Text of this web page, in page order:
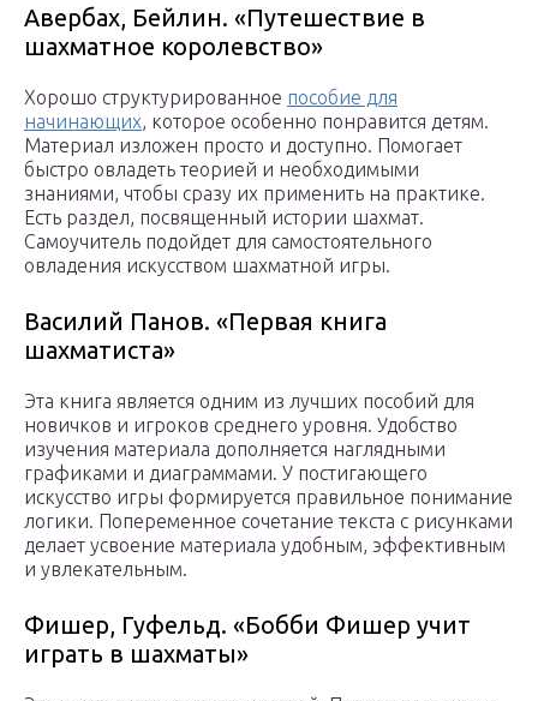
Авербах, Бейлин. «Путешествие в
шахматное королевство»
Хорошо структурированное пособие для
начинающих, которое особенно понравится детям.
Материал изложен просто и доступно. Помогает
быстро овладеть теорией и необходимыми
знаниями, чтобы сразу их применить на практике.
Есть раздел, посвященный истории шахмат.
Самоучитель подойдет для самостоятельного
овладения искусством шахматной игры.
Василий Панов. «Первая книга
шахматиста»
Эта книга является одним из лучших пособий для
новичков и игроков среднего уровня. Удобство
изучения материала дополняется наглядными
графиками и диаграммами. У постигающего
искусство игры формируется правильное понимание
логики. Попеременное сочетание текста с рисунками
делает усвоение материала удобным, эффективным
и увлекательным.
Фишер, Гуфельд. «Бобби Фишер учит
играть в шахматы»